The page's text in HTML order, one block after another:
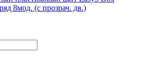
8мод. (с прозрач. дв.)